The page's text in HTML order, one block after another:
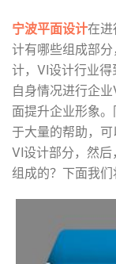
宁波平面设计在
计有哪些组成部
计，VI设计行业
自身情况进行企
面提升企业形象
于大量的帮助，
VI设计部分，然
组成的？下面我们